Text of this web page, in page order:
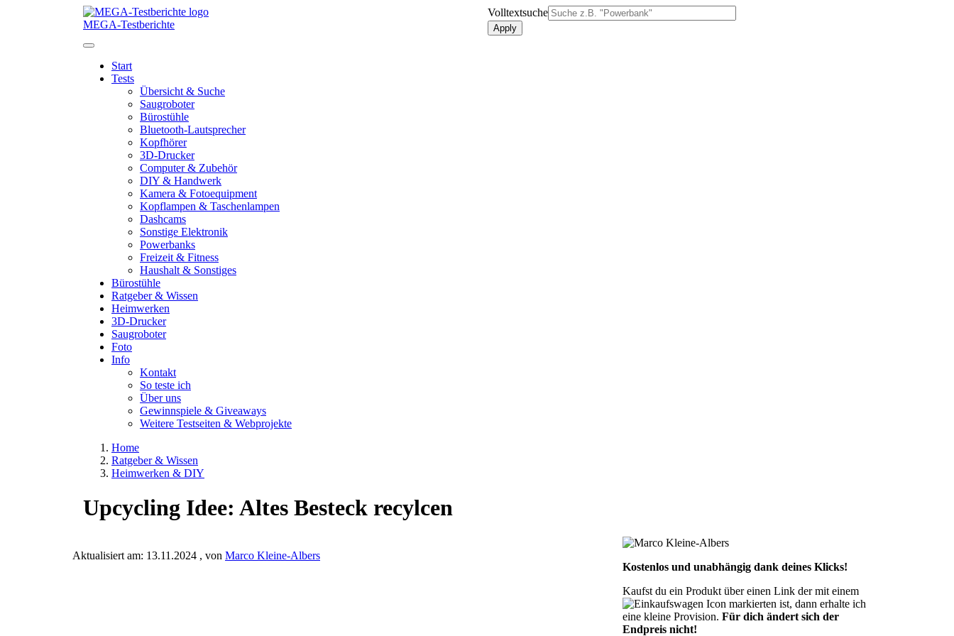
MEGA-Testberichte
Volltextsuche
Start
Tests
Übersicht & Suche
Saugroboter
Bürostühle
Bluetooth-Lautsprecher
Kopfhörer
3D-Drucker
Computer & Zubehör
DIY & Handwerk
Kamera & Fotoequipment
Kopflampen & Taschenlampen
Dashcams
Sonstige Elektronik
Powerbanks
Freizeit & Fitness
Haushalt & Sonstiges
Bürostühle
Ratgeber & Wissen
Heimwerken
3D-Drucker
Saugroboter
Foto
Info
Kontakt
So teste ich
Über uns
Gewinnspiele & Giveaways
Weitere Testseiten & Webprojekte
Home
Ratgeber & Wissen
Heimwerken & DIY
Upcycling Idee: Altes Besteck recylcen
Aktualisiert am: 13.11.2024 , von Marco Kleine-Albers
Kostenlos und unabhängig dank deines Klicks!
Kaufst du ein Produkt über einen Link der mit einem
markierten ist, dann erhalte ich
eine kleine Provision. Für dich ändert sich der
Endpreis nicht!